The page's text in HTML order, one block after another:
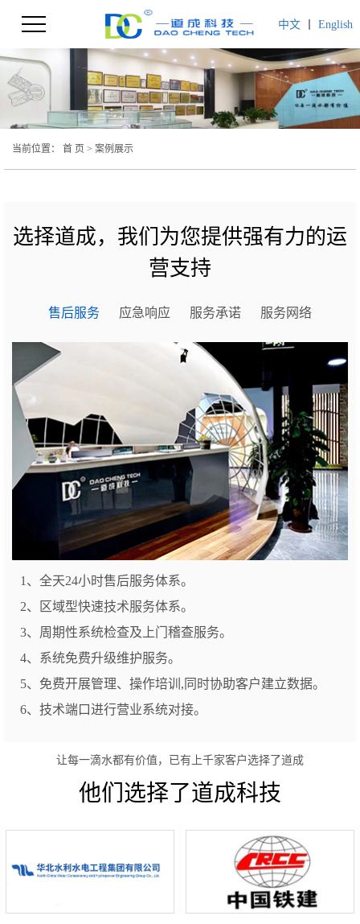
中文 丨English
当前位置： 首 页 > 案例展示
选择道成，我们为您提供强有力的运
营支持
售后服务 应急响应 服务承诺 服务网络
1、全天24小时售后服务体系。
2、区域型快速技术服务体系。
3、周期性系统检查及上门稽查服务。
4、系统免费升级维护服务。
5、免费开展管理、操作培训,同时协助客户建立数据。
6、技术端口进行营业系统对接。
让每一滴水都有价值，已有上千家客户选择了道成
他们选择了道成科技
+ +